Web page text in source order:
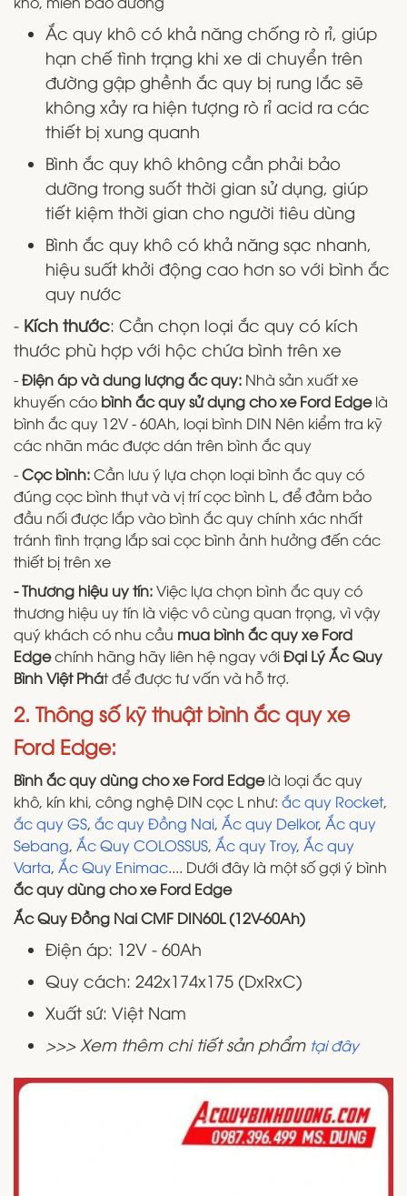
Ắc quy khô có khả năng chống rò rỉ, giúp
hạn chế tình trạng khi xe di chuyển trên
đường gập ghềnh ắc quy bị rung lắc sẽ
không xảy ra hiện tượng rò rỉ acid ra các
thiết bị xung quanh
Bình ắc quy khô không cần phải bảo
dưỡng trong suốt thời gian sử dụng, giúp
tiết kiệm thời gian cho người tiêu dùng
Bình ắc quy khô có khả năng sạc nhanh,
hiệu suất khởi động cao hơn so với bình ắc
quy nước
- Kích thước: Cần chọn loại ắc quy có kích
thước phù hợp với hộc chứa bình trên xe
-Điện áp và dung lượng ắc quy: Nhà sản xuất xe
khuyến cáo bình ắc quy sử dụng cho xe Ford Edgelà
bình ắc quy 12V - 60Ah, loại bình DIN Nên kiểm tra kỹ
các nhãn mác được dán trên bình ắc quy
-Cọc bình:Cần lưu ý lựa chọn loại bình ắc quy có
đúng cọc bình thụt và vị trí cọc bình L, để đảm bảo
đầu nối được lắp vào bình ắc quy chính xác nhất
tránh tình trạng lắp sai cọc bình ảnh hưởng đến các
thiết bị trên xe
- Thương hiệu uy tín:Việc lựa chọn bình ắc quy có
thương hiệu uy tín là việc vô cùng quan trọng, vì vậy
quý khách có nhu cầu mua bình ắc quy xeFord
Edgechính hãng hãy liên hệ ngay vớiĐại Lý Ắc Quy
Bình Việt Phát để được tư vấn và hỗ trợ.
2. Thông số kỹ thuật bình ắc quy xe
Ford Edge:
Bình ắc quy dùng cho xe Ford Edgelà loại ắc quy
khô, kín khi, công nghệ DIN cọc L như: ắc quy Rocket,
ắc quy GS, ắc quy Đồng Nai, Ắc quy Delkor, Ắc quy
Sebang, Ắc Quy COLOSSUS, Ắc quy Troy, Ắc quy
Varta, Ắc Quy Enimac.... Dưới đây là một số gợi ý bình
ắc quy dùng cho xe Ford Edge
Ắc Quy Đồng Nai CMF DIN60L (12V-60Ah)
Điện áp: 12V - 60Ah
Quy cách: 242x174x175 (DxRxC)
Xuất sứ: Việt Nam
>>> Xem thêm chi tiết sản phẩm tại đây